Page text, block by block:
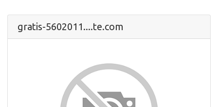
gratis-5602011....te.com